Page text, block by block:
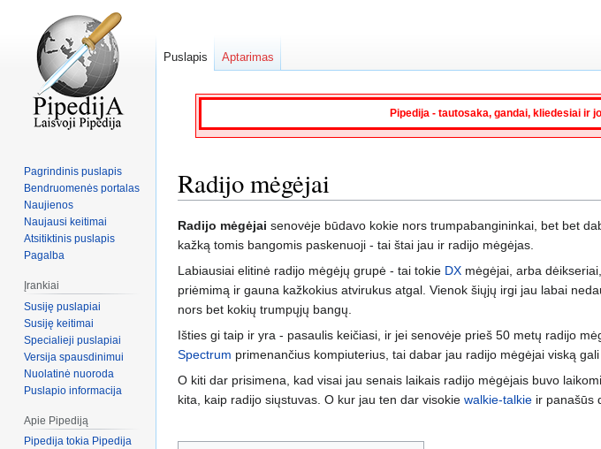
Pipedija - tautosaka, gandai, kliedesiai ir
Radijo mėgėjai
Jump
to
navigation
Jump
to
search
Radijo mėgėjai senovėje būdavo kokie nors trumpabangininkai, bet bet
kažką tomis bangomis paskenuoji - tai štai jau ir radijo mėgėjas.
Labiausiai elitinė radijo mėgėjų grupė - tai tokie DX mėgėjai, arba
priėmimą ir gauna kažkokius atvirukus atgal. Vienok šiųjų irgi jau labai
nors bet kokių trumpųjų bangų.
Išties gi taip ir yra - pasaulis keičiasi, ir jei senovėje prieš 50 metų radijo
Spectrum primenančius kompiuterius, tai dabar jau radijo mėgėjai viską
O kiti dar prisimena, kad visai jau senais laikais radijo mėgėjais buvo
kita, kaip radijo siųstuvas. O kur jau ten dar visokie walkie-talkie ir panašūs
Puslapis Aptarimas
Pagrindinis puslapis
Bendruomenės portalas
Naujienos
Naujausi keitimai
Atsitiktinis puslapis
Pagalba
Įrankiai
Susiję puslapiai
Susiję keitimai
Specialieji puslapiai
Versija spausdinimui
Nuolatinė nuoroda
Puslapio informacija
Apie Pipediją
Pipedija tokia Pipedija